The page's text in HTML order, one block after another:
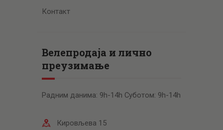
Контакт
Велепродаја и лично
преузимање
Радним данима: 9h-14h Суботом: 9h-14h
Кировљева 15